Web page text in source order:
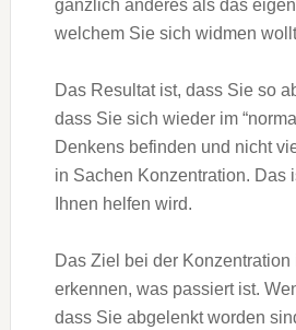
gänzlich anderes als das
welchem Sie sich widmen
Das Resultat ist, dass Sie so
dass Sie sich wieder im
Denkens befinden und nicht
in Sachen Konzentration. Das
Ihnen helfen wird.
Das Ziel bei der Konzentration
erkennen, was passiert ist.
dass Sie abgelenkt worden